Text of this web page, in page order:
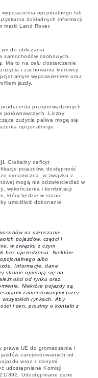
opcjonalnego lub
dokładnych informacji
marki Land Rover.
do obliczania
samochodów osobowych.
Ma to na celu dostarczenie
i zachowania kierowcy.
wyposażeniem oraz
jazdy.
przeprowadzonych
porównawczych. Liczby
zużycia paliwa mogą się
opcjonalnego.
Globalny deficyt
pojazdów, dostępność
dynamiczna, w związku z
mogą nie odzwierciedlać w
wykończenia i kombinacji
który będzie w stanie
umożliwić dokonanie
na ulepszanie
pojazdów, części i
w związku z czym
bez uprzedzenia. Niektóre
albo
Informacje, dane
stronie opierają się na
od rynku oraz
Niektóre pojazdy są
zamontowanymi przez
rynkach. Aby
i cen, prosimy o kontakt z
prawa UE do gromadzenia i
zarejestrowanych od
wraz z danymi
udostępniane Komisji
392. Udostępniane dane